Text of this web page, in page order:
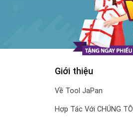
Giới thiệu
Về Tool JaPan
Hợp Tác Với CHÚNG TÔI